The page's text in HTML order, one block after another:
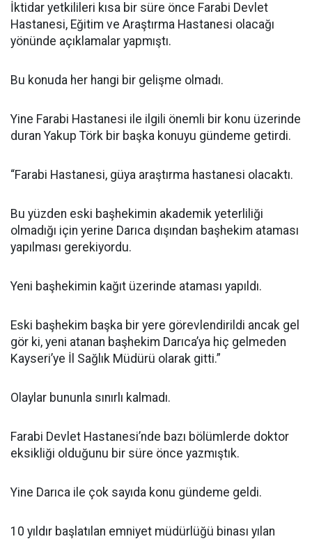
İktidar yetkilileri kısa bir süre önce Farabi Devlet
Hastanesi, Eğitim ve Araştırma Hastanesi olacağı
yönünde açıklamalar yapmıştı.
Bu konuda her hangi bir gelişme olmadı.
Yine Farabi Hastanesi ile ilgili önemli bir konu üzerinde
duran Yakup Törk bir başka konuyu gündeme getirdi.
“Farabi Hastanesi, güya araştırma hastanesi olacaktı.
Bu yüzden eski başhekimin akademik yeterliliği
olmadığı için yerine Darıca dışından başhekim ataması
yapılması gerekiyordu.
Yeni başhekimin kağıt üzerinde ataması yapıldı.
Eski başhekim başka bir yere görevlendirildi ancak gel
gör ki, yeni atanan başhekim Darıca’ya hiç gelmeden
Kayseri’ye İl Sağlık Müdürü olarak gitti.”
Olaylar bununla sınırlı kalmadı.
Farabi Devlet Hastanesi’nde bazı bölümlerde doktor
eksikliği olduğunu bir süre önce yazmıştık.
Yine Darıca ile çok sayıda konu gündeme geldi.
10 yıldır başlatılan emniyet müdürlüğü binası yılan